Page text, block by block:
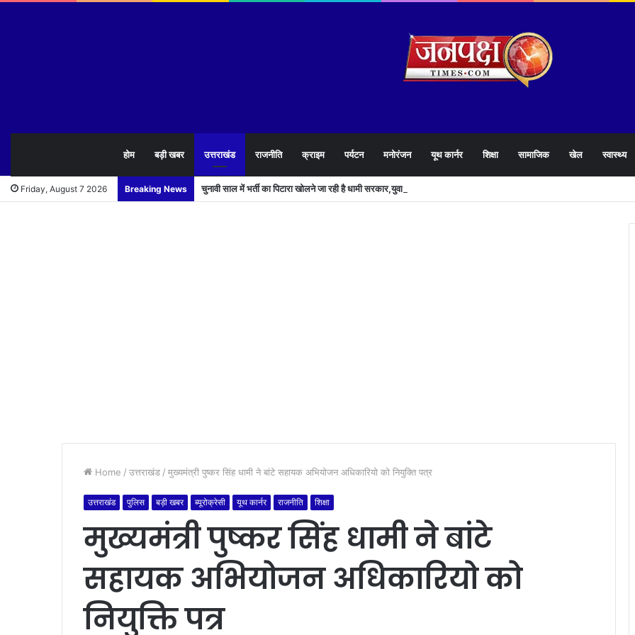
होम बड़ी खबर उत्तराखंड राजनीति क्राइम पर्यटन मनोरंजन यूथ कार्नर शिक्षा सामाजिक खेल स्वास्थ्य
Friday, August 7 2026 Breaking News चुनावी साल में भर्ती का पिटारा खोलने जा रही है धामी सरकार,युवाओं को मिलेगी 34 हजार रिकॉर्ड भर्तियों की सौगात
Home / उत्तराखंड / मुख्यमंत्री पुष्कर सिंह धामी ने बांटे सहायक अभियोजन अधिकारियो को नियुक्ति पत्र
उत्तराखंड पुलिस बड़ी खबर ब्यूरोक्रेसी यूथ कार्नर राजनीति शिक्षा
मुख्यमंत्री पुष्कर सिंह धामी ने बांटे
सहायक अभियोजन अधिकारियो को
नियुक्ति पत्र